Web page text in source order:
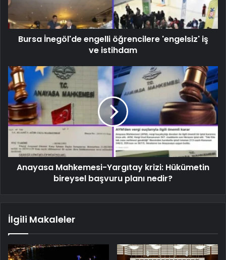
Bursa İnegöl'de engelli öğrencilere 'engelsiz' iş
ve istihdam
Anayasa Mahkemesi-Yargıtay krizi: Hükümetin
bireysel başvuru planı nedir?
İlgili Makaleler